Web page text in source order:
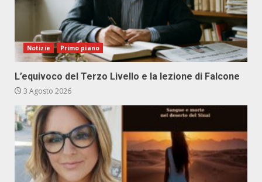
Notizie Primo piano
L’equivoco del Terzo Livello e la lezione di Falcone
3 Agosto 2026